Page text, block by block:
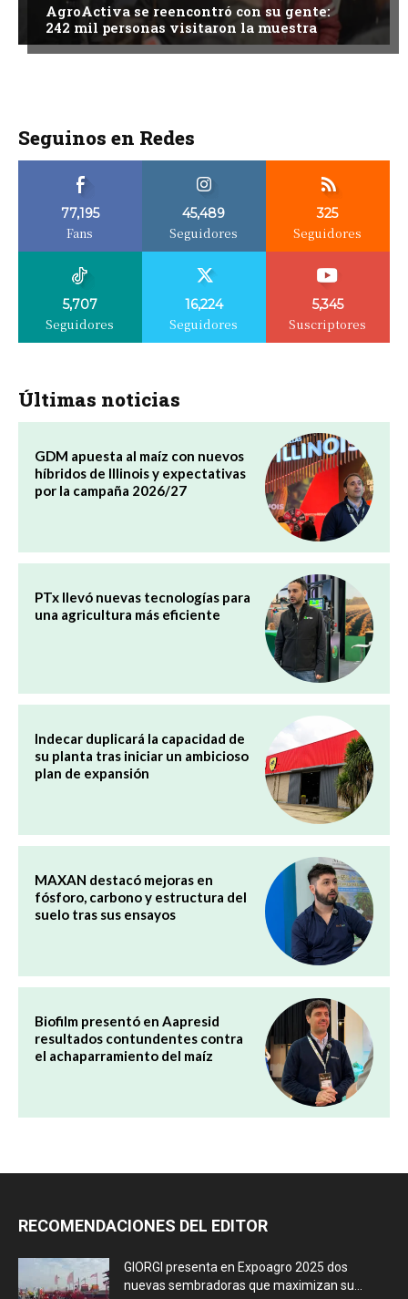
AgroActiva se reencontró con su gente:
242 mil personas visitaron la muestra
Seguinos en Redes
77,195
Fans
45,489
Seguidores
325
Seguidores
5,707
Seguidores
16,224
Seguidores
5,345
Suscriptores
Últimas noticias
GDM apuesta al maíz con nuevos
híbridos de Illinois y expectativas
por la campaña 2026/27
PTx llevó nuevas tecnologías para
una agricultura más eficiente
Indecar duplicará la capacidad de
su planta tras iniciar un ambicioso
plan de expansión
MAXAN destacó mejoras en
fósforo, carbono y estructura del
suelo tras sus ensayos
Biofilm presentó en Aapresid
resultados contundentes contra
el achaparramiento del maíz
RECOMENDACIONES DEL EDITOR
GIORGI presenta en Expoagro 2025 dos
nuevas sembradoras que maximizan su...